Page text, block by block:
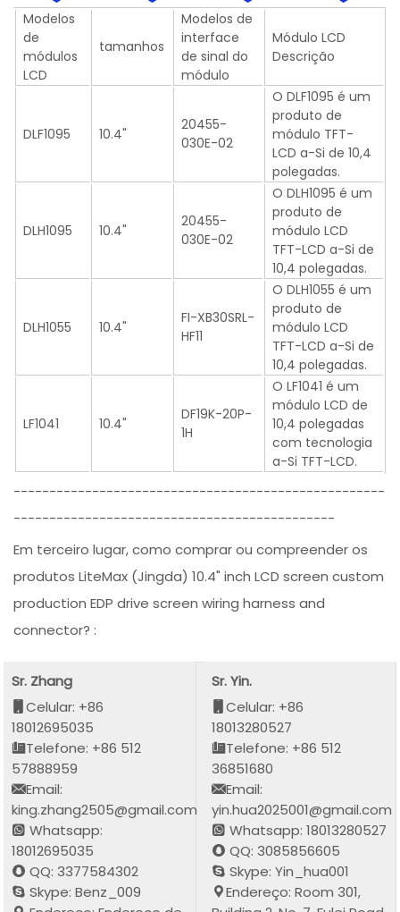
Modelos
de
módulos
LCD
tamanhos
Modelos de
interface
de sinal do
módulo
Módulo LCD
Descrição
DLF1095 10.4"
20455-
030E-02
O DLF1095 é um
produto de
módulo TFT-
LCD a-Si de 10,4
polegadas.
DLH1095 10.4"
20455-
030E-02
O DLH1095 é um
produto de
módulo LCD
TFT-LCD a-Si de
10,4 polegadas.
DLH1055 10.4"
FI-XB30SRL-
HF11
O DLH1055 é um
produto de
módulo LCD
TFT-LCD a-Si de
10,4 polegadas.
LF1041 10.4"
DF19K-20P-
1H
O LF1041 é um
módulo LCD de
10,4 polegadas
com tecnologia
a-Si TFT-LCD.
----------------------------------------------------
---------------------------------------------
Em terceiro lugar, como comprar ou compreender os
produtos LiteMax (Jingda) 10.4" inch LCD screen custom
production EDP drive screen wiring harness and
connector? :
Sr. Zhang
Celular: +86
18012695035
Telefone: +86 512
57888959
Email:
king.zhang2505@gmail.com
Whatsapp:
18012695035
QQ: 3377584302
Skype: Benz_009
Sr. Yin.
Celular: +86
18013280527
Telefone: +86 512
36851680
Email:
yin.hua2025001@gmail.com
Whatsapp: 18013280527
QQ: 3085856605
Skype: Yin_hua001
Endereço: Room 301,